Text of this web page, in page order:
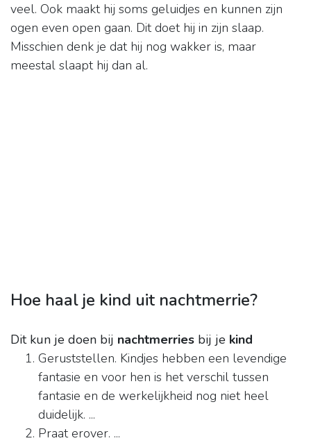
veel. Ook maakt hij soms geluidjes en kunnen zijn
ogen even open gaan. Dit doet hij in zijn slaap.
Misschien denk je dat hij nog wakker is, maar
meestal slaapt hij dan al.
Hoe haal je kind uit nachtmerrie?
Dit kun je doen bij nachtmerries bij je kind
Geruststellen. Kindjes hebben een levendige
fantasie en voor hen is het verschil tussen
fantasie en de werkelijkheid nog niet heel
duidelijk. ...
Praat erover. ...